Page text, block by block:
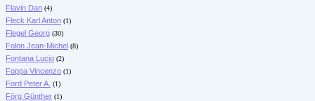
Flavin Dan (4)
Fleck Karl Anton (1)
Flegel Georg (30)
Folon Jean-Michel (8)
Fontana Lucio (2)
Foppa Vincenzo (1)
Ford Peter A. (1)
Förg Günther (1)